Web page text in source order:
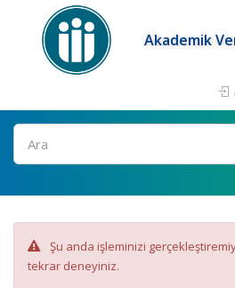
Akademik
Ara
Şu anda işleminizi
tekrar deneyiniz.